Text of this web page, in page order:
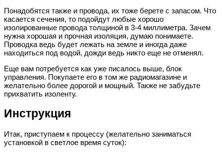
Понадобятся также и провода, их тоже берете с запасом. Что
касается сечения, то подойдут любые хорошо
изолированные провода толщиной в 3-4 миллиметра. Зачем
нужна хорошая и прочная изоляция, думаю понимаете.
Проводка ведь будет лежать на земле и иногда даже
находиться под водой, дожди ведь никто еще не отменял.
Еще вам потребуется как уже писалось выше, блок
управления. Покупаете его в том же радиомагазине и
желательно более дорогой и мощный. Также не забудьте
прихватить изоленту.
Инструкция
Итак, приступаем к процессу (желательно заниматься
установкой в светлое время суток):